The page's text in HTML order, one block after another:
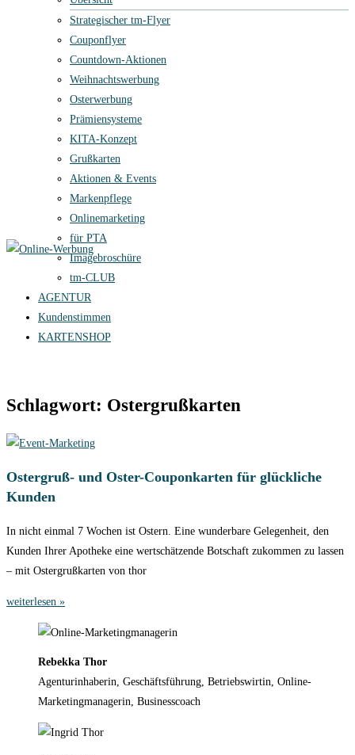
Strategischer tm-Flyer
Couponflyer
Countdown-Aktionen
Weihnachtswerbung
Osterwerbung
Prämiensysteme
KITA-Konzept
Grußkarten
Aktionen & Events
Markenpflege
Onlinemarketing
für PTA
Imagebroschüre
tm-CLUB
AGENTUR
Kundenstimmen
KARTENSHOP
Schlagwort: Ostergrußkarten
Ostergruß- und Oster-Couponkarten für glückliche
Kunden
In nicht einmal 7 Wochen ist Ostern. Eine wunderbare Gelegenheit, den
Kunden Ihrer Apotheke eine wertschätzende Botschaft zukommen zu lassen
– mit Ostergrußkarten von thor
weiterlesen »
Rebekka Thor
Agenturinhaberin, Geschäftsführung, Betriebswirtin, Online-
Marketingmanagerin, Businesscoach